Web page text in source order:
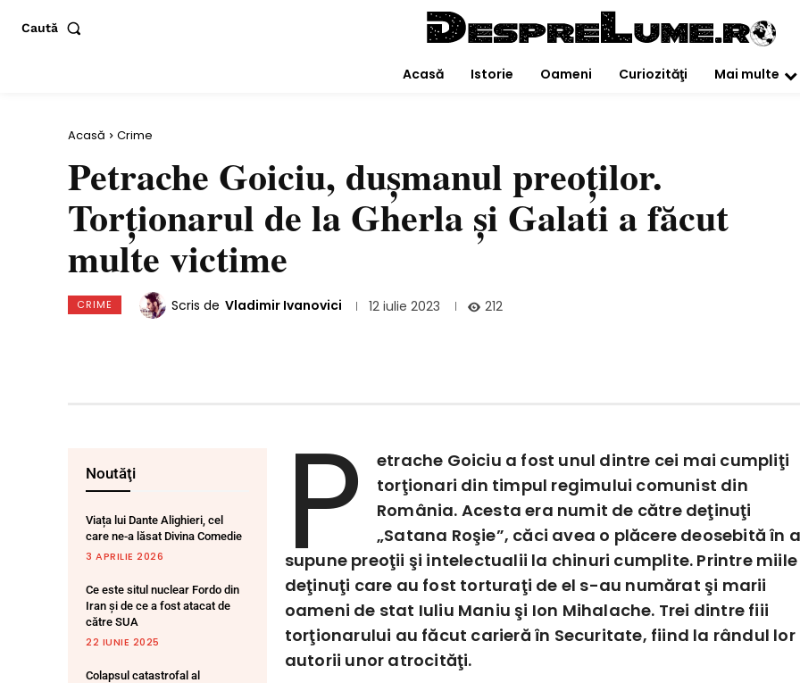
Caută
Acasă Istorie Oameni Curiozităţi Mai multe
Acasă Crime
Petrache Goiciu, duşmanul preoţilor.
Torţionarul de la Gherla şi Galati a făcut
multe victime
CRIME Scris de Vladimir Ivanovici 12 iulie 2023 212
Noutăţi
Viața lui Dante Alighieri, cel
care ne-a lăsat Divina Comedie
3 APRILIE 2026
Ce este situl nuclear Fordo din
Iran și de ce a fost atacat de
către SUA
22 IUNIE 2025
Colapsul catastrofal al
P
etrache Goiciu a fost unul dintre cei mai cumpliţi
torţionari din timpul regimului comunist din
România. Acesta era numit de către deţinuţi
„Satana Roşie”, căci avea o plăcere deosebită în
supune preoţii şi intelectualii la chinuri cumplite. Printre
deţinuţi care au fost torturaţi de el s-au numărat şi marii
oameni de stat Iuliu Maniu şi Ion Mihalache. Trei dintre fiii
torţionarului au făcut carieră în Securitate, fiind la rândul lor
autorii unor atrocităţi.